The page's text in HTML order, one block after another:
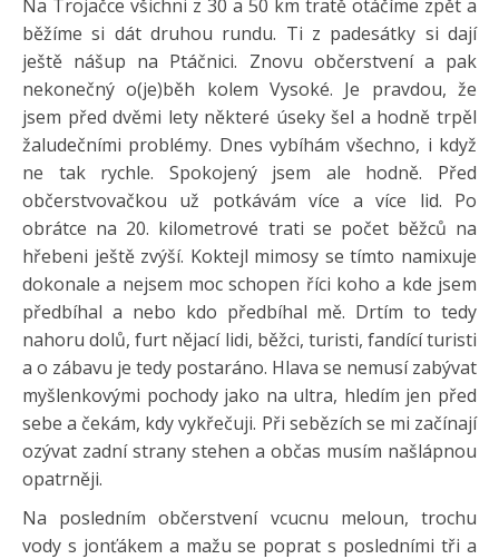
Na Trojačce všichni z 30 a 50 km tratě otáčíme zpět a
běžíme si dát druhou rundu. Ti z padesátky si dají
ještě nášup na Ptáčnici. Znovu občerstvení a pak
nekonečný o(je)běh kolem Vysoké. Je pravdou, že
jsem před dvěmi lety některé úseky šel a hodně trpěl
žaludečními problémy. Dnes vybíhám všechno, i když
ne tak rychle. Spokojený jsem ale hodně. Před
občerstvovačkou už potkávám více a více lid. Po
obrátce na 20. kilometrové trati se počet běžců na
hřebeni ještě zvýší. Koktejl mimosy se tímto namixuje
dokonale a nejsem moc schopen říci koho a kde jsem
předbíhal a nebo kdo předbíhal mě. Drtím to tedy
nahoru dolů, furt nějací lidi, běžci, turisti, fandící turisti
a o zábavu je tedy postaráno. Hlava se nemusí zabývat
myšlenkovými pochody jako na ultra, hledím jen před
sebe a čekám, kdy vykřečuji. Při sebězích se mi začínají
ozývat zadní strany stehen a občas musím našlápnou
opatrněji.
Na posledním občerstvení vcucnu meloun, trochu
vody s jonťákem a mažu se poprat s posledními tři a